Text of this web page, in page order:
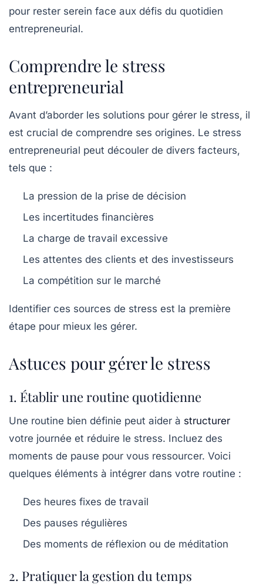
pour rester serein face aux défis du quotidien
entrepreneurial.
Comprendre le stress
entrepreneurial
Avant d’aborder les solutions pour gérer le stress, il
est crucial de comprendre ses origines. Le stress
entrepreneurial peut découler de divers facteurs,
tels que :
La pression de la prise de décision
Les incertitudes financières
La charge de travail excessive
Les attentes des clients et des investisseurs
La compétition sur le marché
Identifier ces sources de stress est la première
étape pour mieux les gérer.
Astuces pour gérer le stress
1. Établir une routine quotidienne
Une routine bien définie peut aider à structurer
votre journée et réduire le stress. Incluez des
moments de pause pour vous ressourcer. Voici
quelques éléments à intégrer dans votre routine :
Des heures fixes de travail
Des pauses régulières
Des moments de réflexion ou de méditation
2. Pratiquer la gestion du temps